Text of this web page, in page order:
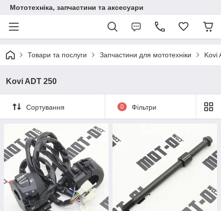
Мототехніка, запчастини та аксесуари
Товари та послуги Запчастини для мототехніки Kovi
Kovi ADT 250
Сортування 0 Фільтри